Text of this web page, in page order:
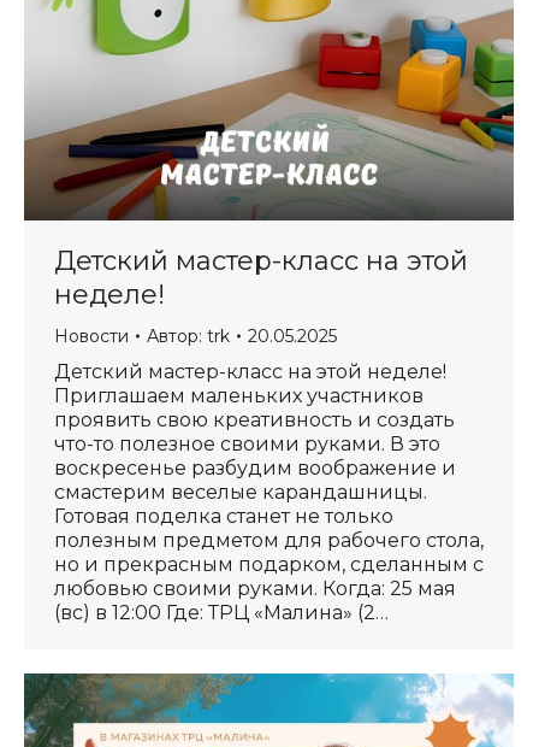
Детский мастер-класс на этой
неделе!
Новости Автор: trk 20.05.2025
Детский мастер-класс на этой неделе!
Приглашаем маленьких участников
проявить свою креативность и создать
что-то полезное своими руками. В это
воскресенье разбудим воображение и
смастерим веселые карандашницы.
Готовая поделка станет не только
полезным предметом для рабочего стола,
но и прекрасным подарком, сделанным с
любовью своими руками. Когда: 25 мая
(вс) в 12:00 Где: ТРЦ «Малина» (2…